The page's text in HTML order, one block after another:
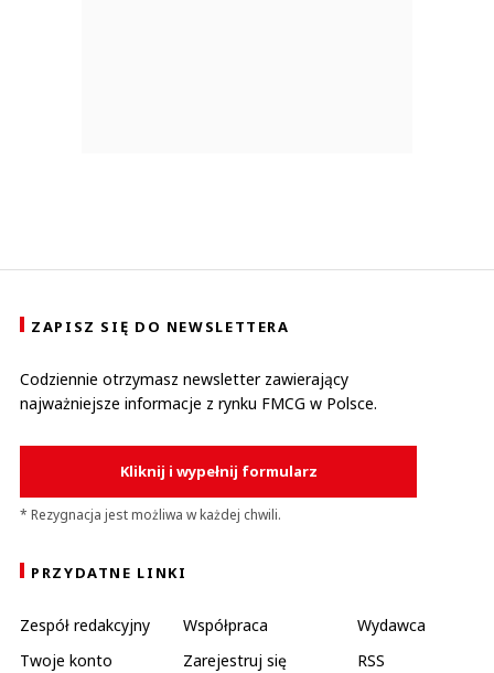
ZAPISZ SIĘ DO NEWSLETTERA
Codziennie otrzymasz newsletter zawierający
najważniejsze informacje z rynku FMCG w Polsce.
Kliknij i wypełnij formularz
* Rezygnacja jest możliwa w każdej chwili.
PRZYDATNE LINKI
Zespół redakcyjny Współpraca
Wydawca
Twoje konto
Zarejestruj się
RSS